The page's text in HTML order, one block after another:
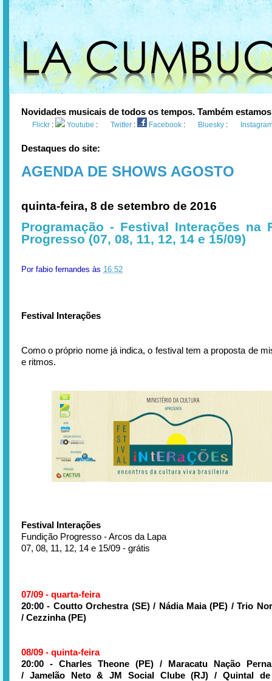
Novidades musicais de todos os tempos. Também
Flickr : Youtube : Twitter : Facebook : Bluesky :
Destaques do site:
AGENDA DE SHOWS AGOSTO
quinta-feira, 8 de setembro de 2016
Programação - Festival Interações na
Progresso (07, 08, 11, 12, 14 e 15/09)
Por fabio fernandes às 16:52
Festival Interações
Como o próprio nome já indica, o festival tem a proposta de
e ritmos.
Festival Interações
Fundição Progresso - Arcos da Lapa
07, 08, 11, 12, 14 e 15/09 - grátis
07/09 - quarta-feira
20:00 - Coutto Orchestra (SE) / Nádia Maia (PE) / Trio
/ Cezzinha (PE)
08/09 - quinta-feira
20:00 - Charles Theone (PE) / Maracatu Nação
/ Jamelão Neto & JM Social Clube (RJ) / Quintal de